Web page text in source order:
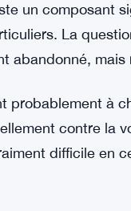
se
pratiques sont
construit des
avec
un composant